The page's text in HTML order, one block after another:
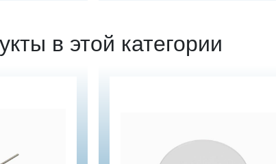
в этой категории